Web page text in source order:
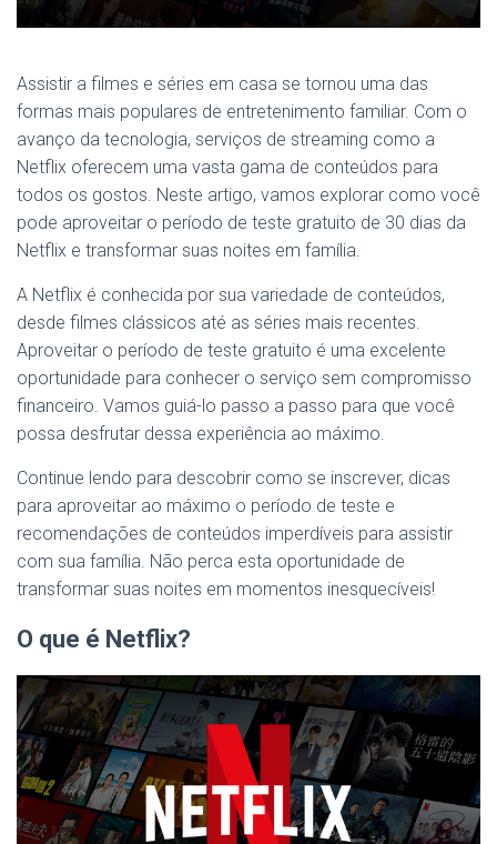
Assistir a filmes e séries em casa se tornou uma das
formas mais populares de entretenimento familiar. Com o
avanço da tecnologia, serviços de streaming como a
Netflix oferecem uma vasta gama de conteúdos para
todos os gostos. Neste artigo, vamos explorar como você
pode aproveitar o período de teste gratuito de 30 dias da
Netflix e transformar suas noites em família.
A Netflix é conhecida por sua variedade de conteúdos,
desde filmes clássicos até as séries mais recentes.
Aproveitar o período de teste gratuito é uma excelente
oportunidade para conhecer o serviço sem compromisso
financeiro. Vamos guiá-lo passo a passo para que você
possa desfrutar dessa experiência ao máximo.
Continue lendo para descobrir como se inscrever, dicas
para aproveitar ao máximo o período de teste e
recomendações de conteúdos imperdíveis para assistir
com sua família. Não perca esta oportunidade de
transformar suas noites em momentos inesquecíveis!
O que é Netflix?